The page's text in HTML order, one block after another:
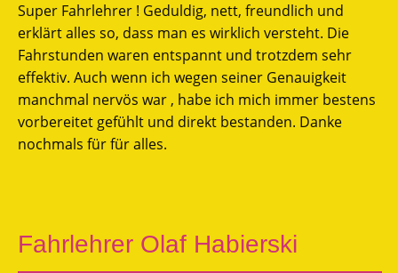
Super Fahrlehrer ! Geduldig, nett, freundlich und
erklärt alles so, dass man es wirklich versteht. Die
Fahrstunden waren entspannt und trotzdem sehr
effektiv. Auch wenn ich wegen seiner Genauigkeit
manchmal nervös war , habe ich mich immer bestens
vorbereitet gefühlt und direkt bestanden. Danke
nochmals für für alles.
Fahrlehrer Olaf Habierski